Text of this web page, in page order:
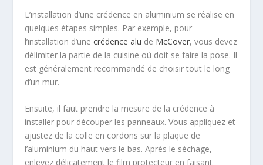
L’installation d’une crédence en aluminium se réalise en
quelques étapes simples. Par exemple, pour
l’installation d’unecrédence alu de McCover, vous devez
délimiter la partie de la cuisine où doit se faire la pose. Il
est généralement recommandé de choisir tout le long
d’un mur.
Ensuite, il faut prendre la mesure de la crédence à
installer pour découper les panneaux. Vous appliquez et
ajustez de la colle en cordons sur la plaque de
l’aluminium du haut vers le bas. Après le séchage,
enlevez délicatement le film protecteur en faisant